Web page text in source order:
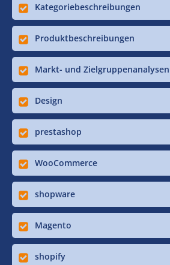
Kategoriebeschreibungen
Produktbeschreibungen
Markt- und Zielgruppenanalysen
Design
prestashop
WooCommerce
shopware
Magento
shopify